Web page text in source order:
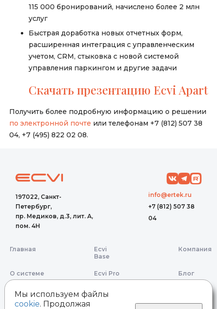
115 000 бронирований, начислено более 2 млн
услуг
Быстрая доработка новых отчетных форм,
расширенная интеграция с управленческим
учетом, CRM, стыковка с новой системой
управления паркингом и другие задачи
Скачать презентацию Ecvi Apart
Получить более подробную информацию о решении
по электронной почте или телефонам +7 (812) 507 38
04, +7 (495) 822 02 08.
197022, Санкт-
Петербург,
пр. Медиков, д.3, лит. А,
пом. 4Н
Главная
О системе
Ecvi
Base
Ecvi Pro
Ecvi Apart
Компания
Блог
info@ertek.ru
+7 (812) 507 38
04
Мы используем файлы
cookie. Продолжая